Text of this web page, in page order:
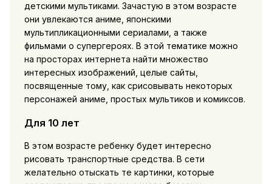
детскими мультиками. Зачастую в этом возрасте
они увлекаются аниме, японскими
мультипликационными сериалами, а также
фильмами о супергероях. В этой тематике можно
на просторах интернета найти множество
интересных изображений, целые сайты,
посвященные тому, как срисовывать некоторых
персонажей аниме, простых мультиков и комиксов.
Для 10 лет
В этом возрасте ребенку будет интересно
рисовать транспортные средства. В сети
желательно отыскать те картинки, которые